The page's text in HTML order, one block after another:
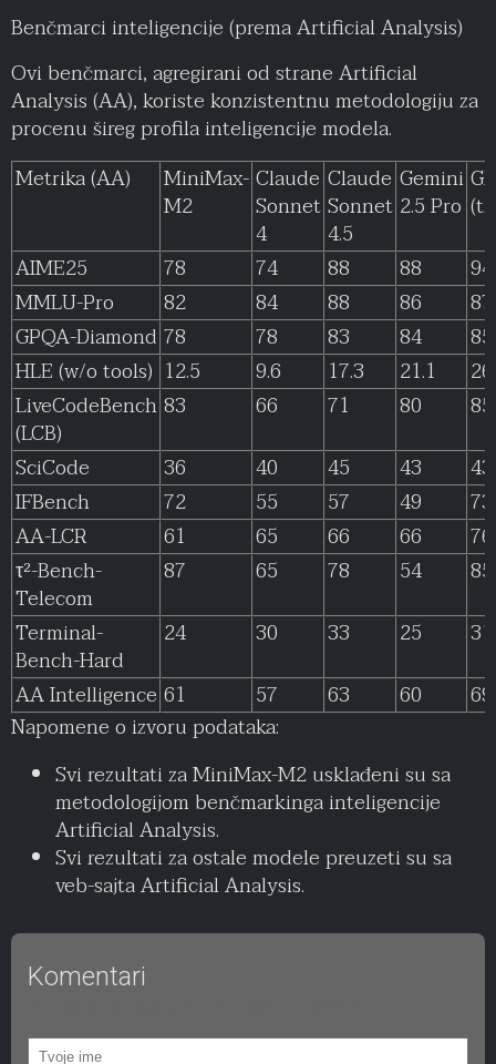
Benčmarci inteligencije (prema Artificial Analysis)
Ovi benčmarci, agregirani od strane Artificial
Analysis (AA), koriste konzistentnu metodologiju za
procenu šireg profila inteligencije modela.
Metrika (AA)
MiniMax-
M2
Claude
Sonnet
4
Claude
Sonnet
4.5
Gemini
2.5 Pro
AIME25
78 74 88 88
94
MMLU-Pro
82 84 88 86
87
GPQA-Diamond 78 78 83 84
85
HLE (w/o tools) 12.5 9.6 17.3 21.1
LiveCodeBench
(LCB)
83 66 71 80
85
SciCode
36 40 45 43
43
IFBench
72 55 57 49
73
AA-LCR
61 65 66 66
76
τ²-Bench-
Telecom
87 65 78 54
85
Terminal-
Bench-Hard
24 30 33 25
31
AA Intelligence 61 57 63 60
69
Napomene o izvoru podataka:
Svi rezultati za MiniMax-M2 usklađeni su sa
metodologijom benčmarkinga inteligencije
Artificial Analysis.
Svi rezultati za ostale modele preuzeti su sa
veb-sajta Artificial Analysis.
Komentari